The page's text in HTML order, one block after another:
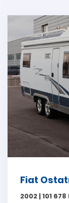
Fiat
2002 | 101